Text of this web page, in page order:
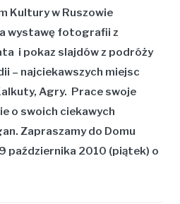
Kultury w Ruszowie
wystawę fotografii z
i pokaz slajdów z podróży
– najciekawszych miejsc
Agry. Prace swoje
o swoich ciekawych
Zapraszamy do Domu
października 2010 (piątek) o